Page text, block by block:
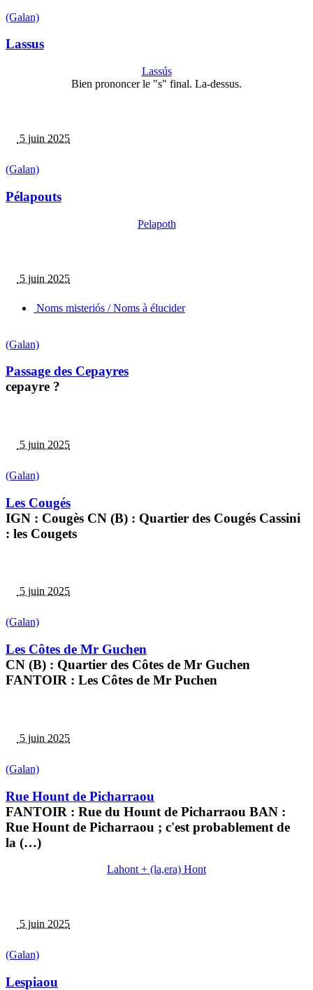
(Galan)
Lassus
Lassús
Bien prononcer le "s" final. La-dessus.
5 juin 2025
(Galan)
Pélapouts
Pelapoth
5 juin 2025
Noms misteriós / Noms à élucider
(Galan)
Passage des Cepayres
cepayre ?
5 juin 2025
(Galan)
Les Cougés
IGN : Cougès CN (B) : Quartier des Cougés Cassini
: les Cougets
5 juin 2025
(Galan)
Les Côtes de Mr Guchen
CN (B) : Quartier des Côtes de Mr Guchen
FANTOIR : Les Côtes de Mr Puchen
5 juin 2025
(Galan)
Rue Hount de Picharraou
FANTOIR : Rue du Hount de Picharraou BAN :
Rue Hount de Picharraou ; c'est probablement de
la (…)
Lahont + (la,era) Hont
5 juin 2025
(Galan)
Lespiaou